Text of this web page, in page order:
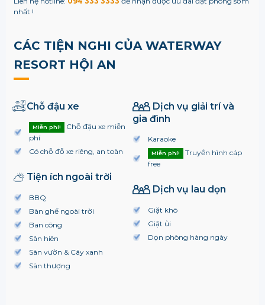
nhất !
CÁC TIỆN NGHI CỦA WATERWAY
RESORT HỘI AN
Chỗ đậu xe
Miễn phí!
Chỗ đậu xe miễn
phí
Có chỗ đỗ xe riêng, an toàn
Tiện ích ngoài trời
BBQ
Bàn ghế ngoài trời
Ban công
Sân hiên
Sân vườn & Cây xanh
Sân thượng
Dịch vụ giải trí và
gia đình
Karaoke
Miễn phí!
Truyền hình cáp
free
Dịch vụ lau dọn
Giặt khô
Giặt ủi
Dọn phòng hàng ngày